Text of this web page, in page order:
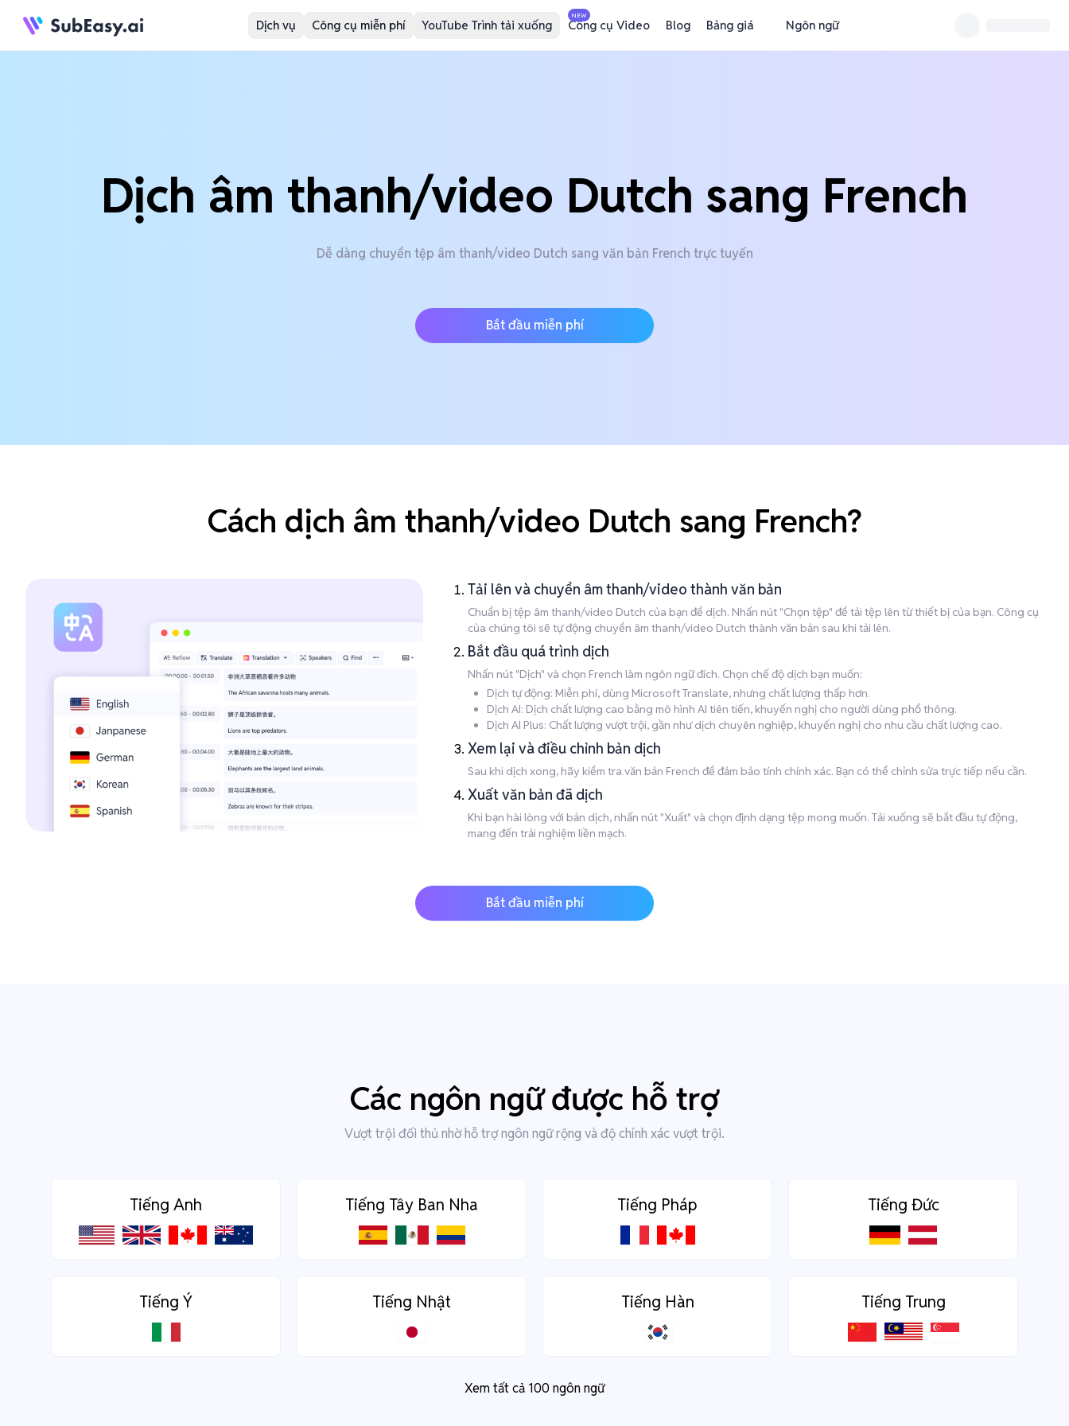
Dịch vụ Công cụ miễn phí YouTube Trình tải xuống
NEW
Công cụ Video Blog Bảng giá Ngôn ngữ
Dịch âm thanh/video Dutch sang French
Dễ dàng chuyển tệp âm thanh/video Dutch sang văn bản French trực tuyến
Bắt đầu miễn phí
Cách dịch âm thanh/video Dutch sang French?
Tải lên và chuyển âm thanh/video thành văn bản
Chuẩn bị tệp âm thanh/video Dutch của bạn để dịch. Nhấn nút "Chọn tệp" để tải tệp lên từ thiết bị của bạn. Công cụ
của chúng tôi sẽ tự động chuyển âm thanh/video Dutch thành văn bản sau khi tải lên.
Bắt đầu quá trình dịch
Nhấn nút "Dịch" và chọn French làm ngôn ngữ đích. Chọn chế độ dịch bạn muốn:
Dịch tự động: Miễn phí, dùng Microsoft Translate, nhưng chất lượng thấp hơn.
Dịch AI: Dịch chất lượng cao bằng mô hình AI tiên tiến, khuyến nghị cho người dùng phổ thông.
Dịch AI Plus: Chất lượng vượt trội, gần như dịch chuyên nghiệp, khuyến nghị cho nhu cầu chất lượng cao.
Xem lại và điều chỉnh bản dịch
Sau khi dịch xong, hãy kiểm tra văn bản French để đảm bảo tính chính xác. Bạn có thể chỉnh sửa trực tiếp nếu cần.
Xuất văn bản đã dịch
Khi bạn hài lòng với bản dịch, nhấn nút "Xuất" và chọn định dạng tệp mong muốn. Tải xuống sẽ bắt đầu tự động,
mang đến trải nghiệm liền mạch.
Bắt đầu miễn phí
Các ngôn ngữ được hỗ trợ
Vượt trội đối thủ nhờ hỗ trợ ngôn ngữ rộng và độ chính xác vượt trội.
Tiếng Anh Tiếng Tây Ban Nha Tiếng Pháp Tiếng Đức
Tiếng Ý Tiếng Nhật Tiếng Hàn Tiếng Trung
Xem tất cả 100 ngôn ngữ